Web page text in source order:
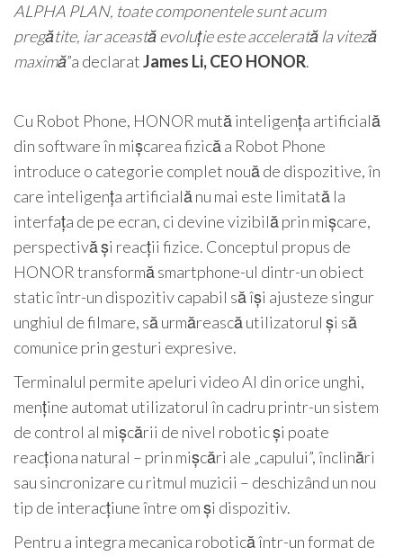
ALPHA PLAN, toate componentele sunt acum
pregătite, iar această evoluție este accelerată la viteză
maximă”a declaratJames Li, CEO HONOR.
Cu Robot Phone, HONOR mută inteligența artificială
din software în mișcarea fizică a Robot Phone
introduce o categorie complet nouă de dispozitive, în
care inteligența artificială nu mai este limitată la
interfața de pe ecran, ci devine vizibilă prin mișcare,
perspectivă și reacții fizice. Conceptul propus de
HONOR transformă smartphone-ul dintr-un obiect
static într-un dispozitiv capabil să își ajusteze singur
unghiul de filmare, să urmărească utilizatorul și să
comunice prin gesturi expresive.
Terminalul permite apeluri video AI din orice unghi,
menține automat utilizatorul în cadru printr-un sistem
de control al mișcării de nivel robotic și poate
reacționa natural – prin mișcări ale „capului”, înclinări
sau sincronizare cu ritmul muzicii – deschizând un nou
tip de interacțiune între om și dispozitiv.
Pentru a integra mecanica robotică într-un format de